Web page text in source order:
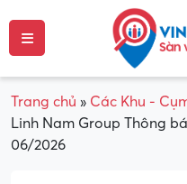
Trang chủ » Các Khu -
Linh Nam Group Thông
06/2026